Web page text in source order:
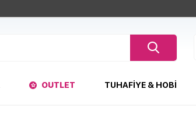
OUTLET TUHAFIYE & HOBI